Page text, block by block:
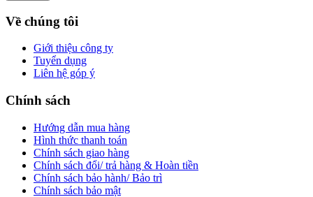
Về chúng tôi
Giới thiệu công ty
Tuyển dụng
Liên hệ góp ý
Chính sách
Hướng dẫn mua hàng
Hình thức thanh toán
Chính sách giao hàng
Chính sách đổi/ trả hàng & Hoàn tiền
Chính sách bảo hành/ Bảo trì
Chính sách bảo mật